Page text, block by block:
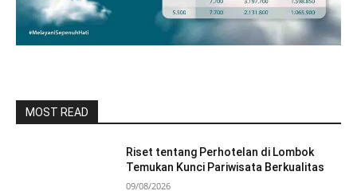
MOST READ
Riset tentang Perhotelan di Lombok
Temukan Kunci Pariwisata Berkualitas
09/08/2026